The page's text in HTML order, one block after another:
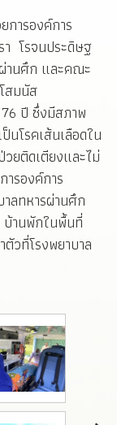
การองค์การ
โรจนประดิษฐ
านศึก และคณะ
สมนัส
ปี ซึ่งมีสภาพ
นโรคเส้นเลือดใน
ยติดเตียงและไม่
ารองค์การ
ลทหารผ่านศึก
บ้านพักในพื้นที่
วที่โรงพยาบาล